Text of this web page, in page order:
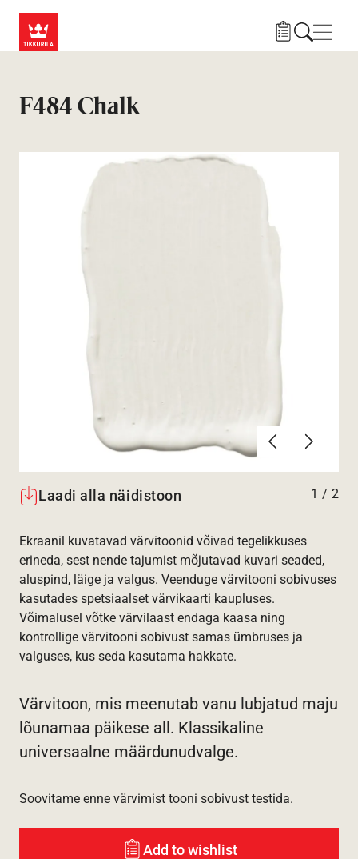
F484 Chalk
Eelmine
Laadi alla näidistoon 1 / 2
Ekraanil kuvatavad värvitoonid võivad tegelikkuses
erineda, sest nende tajumist mõjutavad kuvari seaded,
aluspind, läige ja valgus. Veenduge värvitooni sobivuses
kasutades spetsiaalset värvikaarti kaupluses.
Võimalusel võtke värvilaast endaga kaasa ning
kontrollige värvitooni sobivust samas ümbruses ja
valguses, kus seda kasutama hakkate.
Värvitoon, mis meenutab vanu lubjatud maju
lõunamaa päikese all. Klassikaline
universaalne määrdunudvalge.
Soovitame enne värvimist tooni sobivust testida.
Add to wishlist